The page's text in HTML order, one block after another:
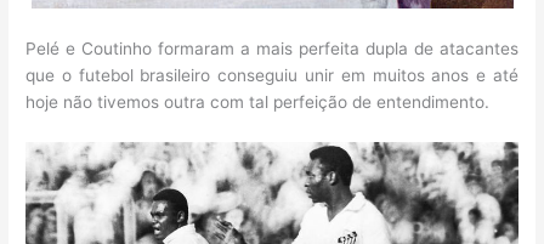
Pelé e Coutinho formaram a mais perfeita dupla de atacantes
que o futebol brasileiro conseguiu unir em muitos anos e até
hoje não tivemos outra com tal perfeição de entendimento.